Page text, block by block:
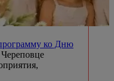
ко Дню